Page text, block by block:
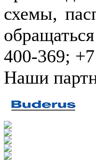
схемы,
400-369;
Наши